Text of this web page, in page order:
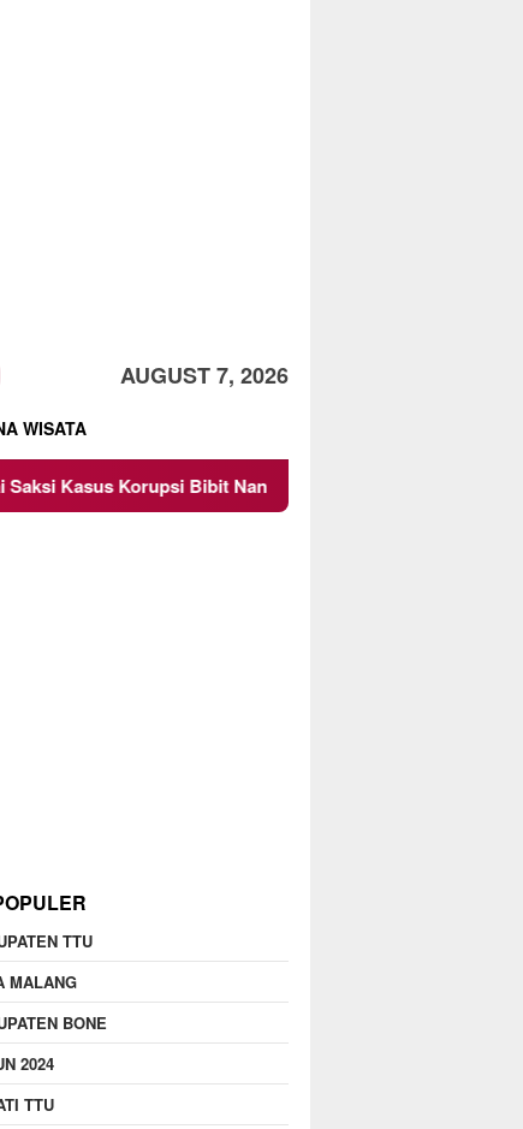
AUGUST 7, 2026
WISATA
Bibit Nanas Sulsel Rp 52,4 Miliar
Jasa Widyani
Institut Perbanas,
TTU
MALANG
BONE
2024
TTU